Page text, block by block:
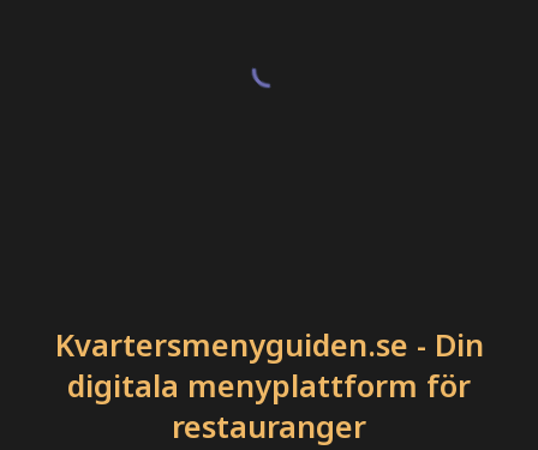
Kvartersmenyguiden.se - Din
digitala menyplattform för
restauranger